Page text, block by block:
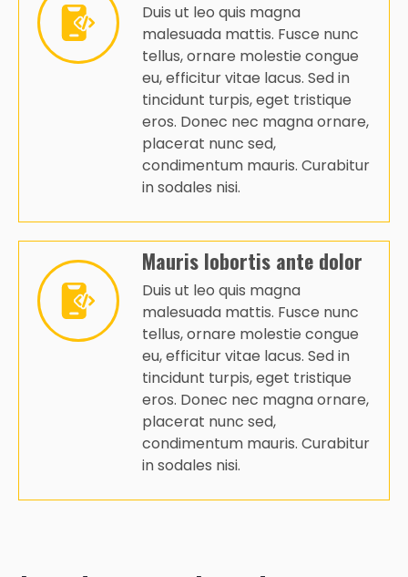
Duis ut leo quis magna
malesuada mattis. Fusce nunc
tellus, ornare molestie congue
eu, efficitur vitae lacus. Sed in
tincidunt turpis, eget tristique
eros. Donec nec magna ornare,
placerat nunc sed,
condimentum mauris. Curabitur
in sodales nisi.
Mauris lobortis ante dolor
Duis ut leo quis magna
malesuada mattis. Fusce nunc
tellus, ornare molestie congue
eu, efficitur vitae lacus. Sed in
tincidunt turpis, eget tristique
eros. Donec nec magna ornare,
placerat nunc sed,
condimentum mauris. Curabitur
in sodales nisi.